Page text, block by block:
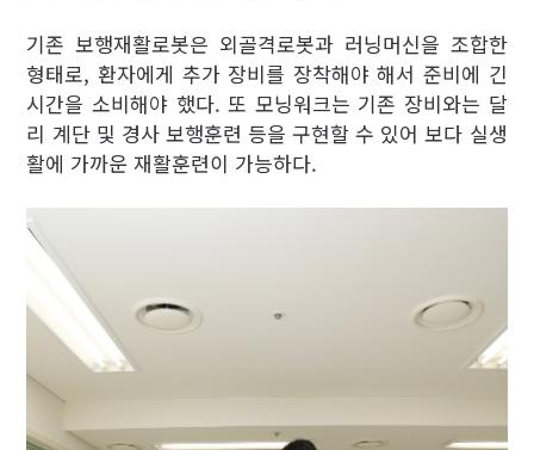
기존 보행재활로봇은 외골격로봇과 러닝머신을 조합한
형태로, 환자에게 추가 장비를 장착해야 해서 준비에 긴
시간을 소비해야 했다. 또 모닝워크는 기존 장비와는 달
리 계단 및 경사 보행훈련 등을 구현할 수 있어 보다 실생
활에 가까운 재활훈련이 가능하다.